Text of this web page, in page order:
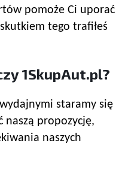
pomoże Ci uporać
tego trafiłeś
1SkupAut.pl?
staramy się
propozycję,
naszych